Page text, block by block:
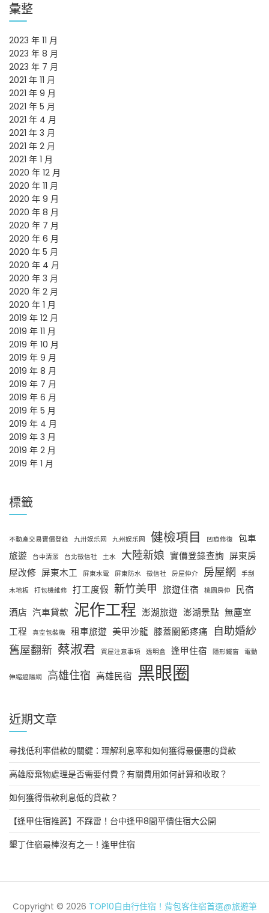
彙整
2023 年 11 月
2023 年 8 月
2023 年 7 月
2021 年 11 月
2021 年 9 月
2021 年 5 月
2021 年 4 月
2021 年 3 月
2021 年 2 月
2021 年 1 月
2020 年 12 月
2020 年 11 月
2020 年 9 月
2020 年 8 月
2020 年 7 月
2020 年 6 月
2020 年 5 月
2020 年 4 月
2020 年 3 月
2020 年 2 月
2020 年 1 月
2019 年 12 月
2019 年 11 月
2019 年 10 月
2019 年 9 月
2019 年 8 月
2019 年 7 月
2019 年 6 月
2019 年 5 月
2019 年 4 月
2019 年 3 月
2019 年 2 月
2019 年 1 月
標籤
不動產交易實價登錄 九卅娱乐网 九州娱乐网 健檢項目 凹痕修復
包車
旅遊
台中清潔 台北徵信社 土水 大陸新娘 實價登錄查詢 屏東房
屋改修 屏東木工 屏東水電 屏東防水 徵信社 房屋仲介 房屋網
手刮
木地板
打包機維修 打工度假 新竹美甲 旅遊住宿 桃園房仲
民宿
酒店 汽車貸款 泥作工程 澎湖旅遊 澎湖景點 無塵室
工程
真空包裝機 租車旅遊 美甲沙龍 膝蓋關節疼痛
自助婚紗
舊屋翻新 蔡淑君 買屋注意事項 透明盒 逢甲住宿 隱形鐵窗 電動
伸縮遮陽網 高雄住宿 高雄民宿 黑眼圈
近期文章
尋找低利率借款的關鍵：理解利息率和如何獲得最優惠的貸款
高雄廢棄物處理是否需要付費？有關費用如何計算和收取？
如何獲得借款利息低的貸款？
【逢甲住宿推薦】不踩雷！台中逢甲8間平價住宿大公開
墾丁住宿最棒沒有之一！逢甲住宿
Copyright © 2026 TOP10自由行住宿！背包客住宿首選@旅遊筆